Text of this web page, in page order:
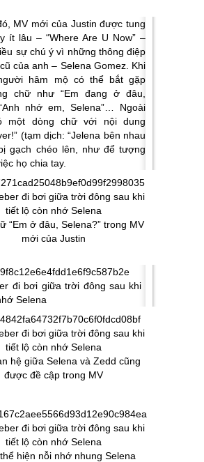
MV mới của Justin được tung
ít lâu – “Where Are U Now” –
sự chú ý vì những thông điệp
của anh – Selena Gomez. Khi
hâm mộ có thể bắt gặp
chữ như “Em đang ở đâu,
nhớ em, Selena”… Ngoài
một dòng chữ với nội dung
(tạm dịch: “Jelena bên nhau
gạch chéo lên, như để tượng
họ chia tay.
“Em ở đâu, Selena?” trong MV
mới của Justin
hệ giữa Selena và Zedd cũng
được đề cập trong MV
hiện nỗi nhớ nhung Selena